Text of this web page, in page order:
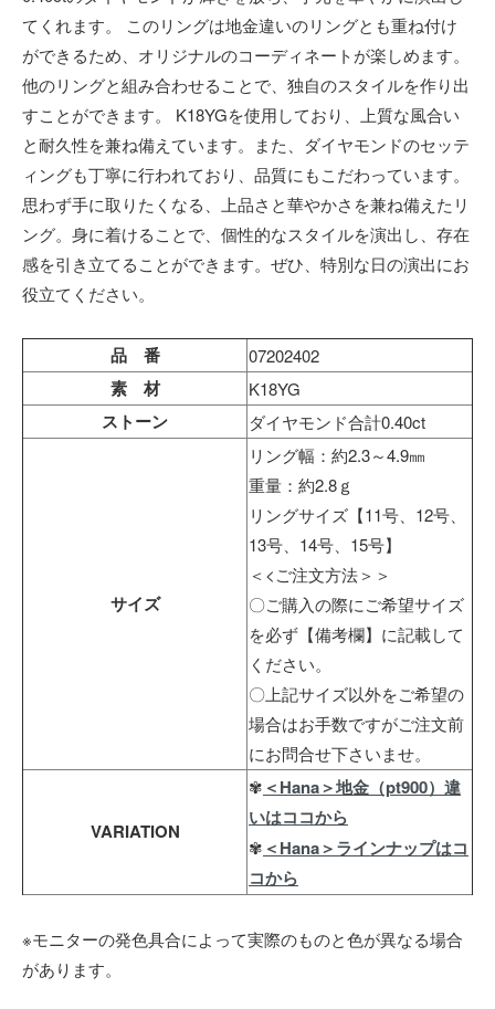
てくれます。 このリングは地金違いのリングとも重ね付け
ができるため、オリジナルのコーディネートが楽しめます。
他のリングと組み合わせることで、独自のスタイルを作り出
すことができます。 K18YGを使用しており、上質な風合い
と耐久性を兼ね備えています。また、ダイヤモンドのセッテ
ィングも丁寧に行われており、品質にもこだわっています。
思わず手に取りたくなる、上品さと華やかさを兼ね備えたリ
ング。身に着けることで、個性的なスタイルを演出し、存在
感を引き立てることができます。ぜひ、特別な日の演出にお
役立てください。
品 番 07202402
素 材 K18YG
ストーン ダイヤモンド合計0.40ct
サイズ
リング幅：約2.3～4.9㎜
重量：約2.8ｇ
リングサイズ【11号、12号、
13号、14号、15号】
＜<ご注文方法＞＞
〇ご購入の際にご希望サイズ
を必ず【備考欄】に記載して
ください。
〇上記サイズ以外をご希望の
場合はお手数ですがご注文前
にお問合せ下さいませ。
VARIATION
✾＜Hana＞地金（pt900）違
いはココから
✾＜Hana＞ラインナップはコ
コから
※モニターの発色具合によって実際のものと色が異なる場合
があります。